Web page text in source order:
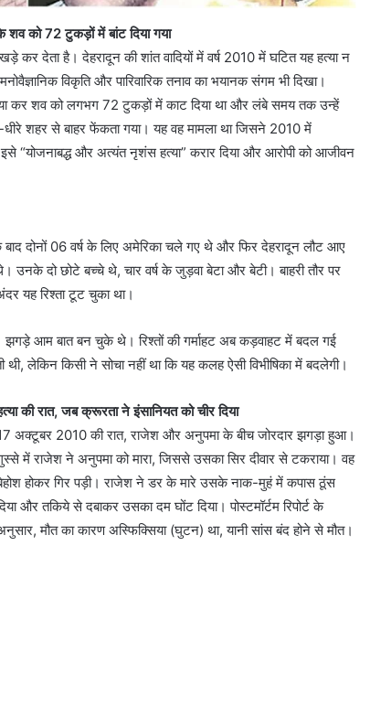
शव को 72 टुकड़ों में बांट दिया गया
देता है। देहरादून की शांत वादियों में वर्ष 2010 में घटित यह हत्या न
विकृति और पारिवारिक तनाव का भयानक संगम भी दिखा।
कर शव को लगभग 72 टुकड़ों में काट दिया था और लंबे समय तक उन्हें
शहर से बाहर फेंकता गया। यह वह मामला था जिसने 2010 में
“योजनाबद्ध और अत्यंत नृशंस हत्या” करार दिया और आरोपी को आजीवन
दोनों 06 वर्ष के लिए अमेरिका चले गए थे और फिर देहरादून लौट आए
दो छोटे बच्चे थे, चार वर्ष के जुड़वा बेटा और बेटी। बाहरी तौर पर
यह रिश्ता टूट चुका था।
आम बात बन चुके थे। रिश्तों की गर्माहट अब कड़वाहट में बदल गई
लेकिन किसी ने सोचा नहीं था कि यह कलह ऐसी विभीषिका में बदलेगी।
की रात, जब क्रूरता ने इंसानियत को चीर दिया
अक्टूबर 2010 की रात, राजेश और अनुपमा के बीच जोरदार झगड़ा हुआ।
में राजेश ने अनुपमा को मारा, जिससे उसका सिर दीवार से टकराया। वह
होकर गिर पड़ी। राजेश ने डर के मारे उसके नाक-मुहं में कपास ठूंस
और तकिये से दबाकर उसका दम घोंट दिया। पोस्टमॉर्टम रिपोर्ट के
मौत का कारण अस्फिक्सिया (घुटन) था, यानी सांस बंद होने से मौत।
गई
कल
दून
की
इन
सड़कों
पर
न
चलना
ही
वाहन
November 8, 2023
कल दून की इन सड़कों पर न चलना ही बेहतर, रोके जाएंगे